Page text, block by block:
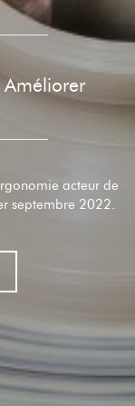
acteur de
septembre 2022.